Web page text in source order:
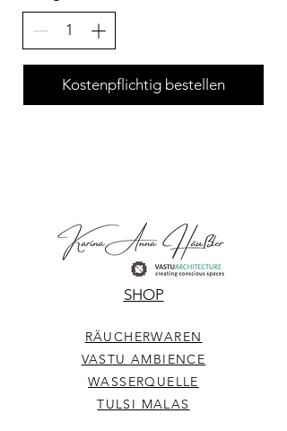
Kostenpflichtig bestellen
SHOP
RÄUCHERWAREN
VASTU AMBIENCE
WASSERQUELLE
TULSI MALAS